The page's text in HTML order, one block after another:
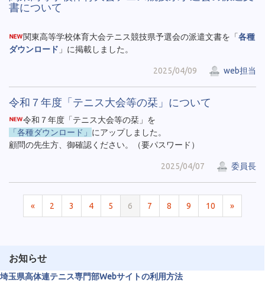
書について
関東高等学校体育大会テニス競技県予選会の派遣文書を「各種
ダウンロード 」に掲載しました。
2025/04/09 web担当
令和７年度「テニス大会等の栞」について
令和７年度「テニス大会等の栞」を
「各種ダウンロード」 にアップしました。
顧問の先生方、御確認ください。（要パスワード）
2025/04/07 委員長
« 2 3 4 5 6 7 8 9 10 »
お知らせ
埼玉県高体連テニス専門部Webサイトの利用方法